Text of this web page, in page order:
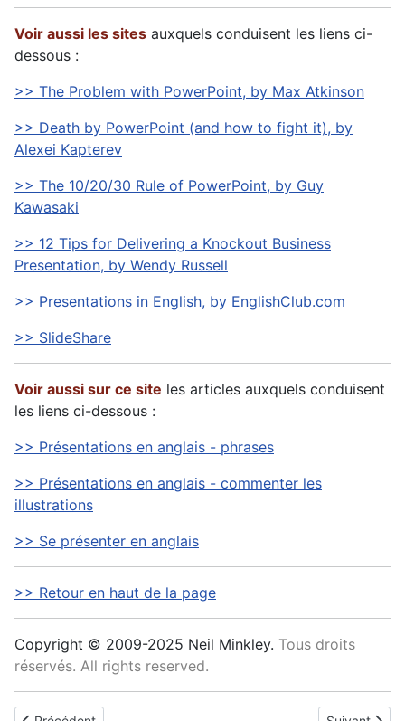
Voir aussi les sites auxquels conduisent les liens ci-
dessous :
>> The Problem with PowerPoint, by Max Atkinson
>> Death by PowerPoint (and how to fight it), by
Alexei Kapterev
>> The 10/20/30 Rule of PowerPoint, by Guy
Kawasaki
>> 12 Tips for Delivering a Knockout Business
Presentation, by Wendy Russell
>> Presentations in English, by EnglishClub.com
>> SlideShare
Voir aussi sur ce site les articles auxquels conduisent
les liens ci-dessous :
>> Présentations en anglais - phrases
>> Présentations en anglais - commenter les
illustrations
>> Se présenter en anglais
>> Retour en haut de la page
Copyright © 2009-2025 Neil Minkley. Tous droits
réservés. All rights reserved.